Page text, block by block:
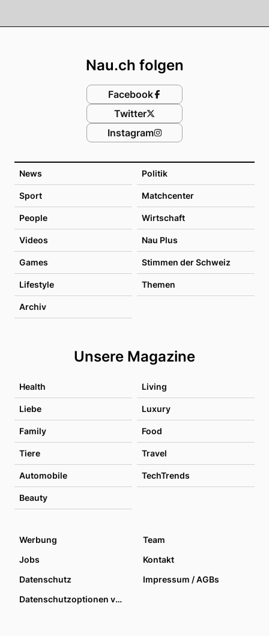
News Politik
Sport Matchcenter
People Wirtschaft
Videos Nau Plus
Games Stimmen der Schweiz
Lifestyle Themen
Archiv
Unsere Magazine
Health Living
Liebe Luxury
Family Food
Tiere Travel
Automobile TechTrends
Beauty
Nau.ch folgen
Facebook
Twitter
Instagram
Werbung
Team
Jobs
Kontakt
Datenschutz
Impressum / AGBs
Datenschutzoptionen verwalten